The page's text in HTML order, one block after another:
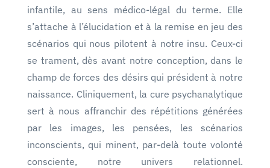
infantile, au sens médico-légal du terme. Elle
s’attache à l’élucidation et à la remise en jeu des
scénarios qui nous pilotent à notre insu. Ceux-ci
se trament, dès avant notre conception, dans le
champ de forces des désirs qui président à notre
naissance. Cliniquement, la cure psychanalytique
sert à nous affranchir des répétitions générées
par les images, les pensées, les scénarios
inconscients, qui minent, par-delà toute volonté
consciente, notre univers relationnel.